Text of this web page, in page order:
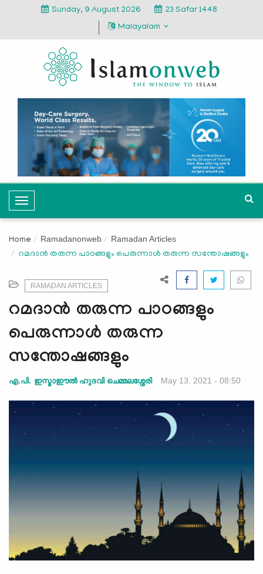
Sunday, 9 August 2026
23 Safar 1448
Malayalam
T
o
g
l
a
v
i
a
i
o
Home Ramadanonweb Ramadan Articles
റമദാന്‍ തരുന്ന പാഠങ്ങളും പെരുന്നാള്‍ തരുന്ന സന്തോഷങ്ങളും
RAMADAN ARTICLES
റമദാന്‍ തരുന്ന പാഠങ്ങളും
പെരുന്നാള്‍ തരുന്ന
സന്തോഷങ്ങളും
എ.പി. ഇസ്മാഈല്‍ ഹുദവി ചെമ്മലശ്ശേരി May 13, 2021 - 08:50